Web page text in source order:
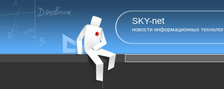
SKY-net
новости информационных